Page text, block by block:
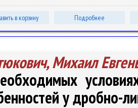
в корзину Подробнее
Михаил
у дробно-